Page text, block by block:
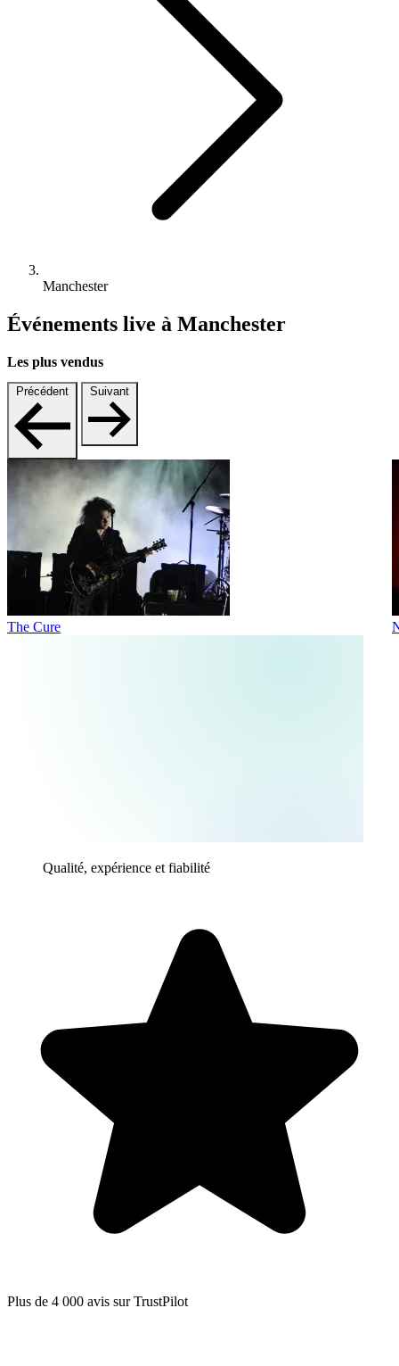
Manchester
Événements live à Manchester
Les plus vendus
Précédent Suivant
The Cure
Qualité, expérience et fiabilité
Plus de 4 000 avis sur TrustPilot